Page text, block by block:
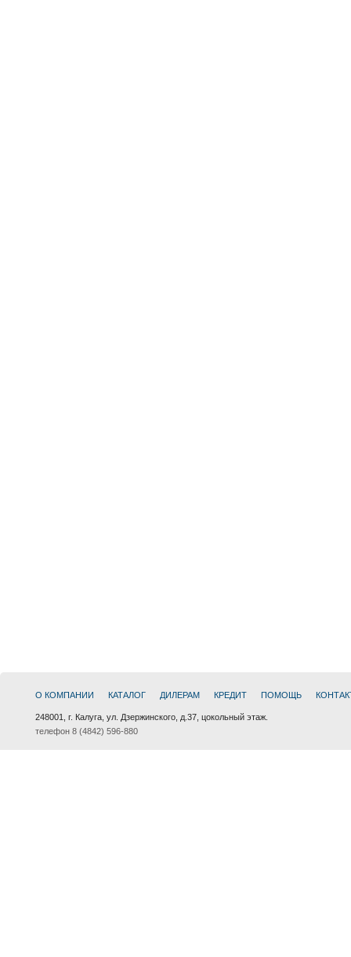
О КОМПАНИИ КАТАЛОГ ДИЛЕРАМ КРЕДИТ ПОМОЩЬ
248001, г. Калуга, ул. Дзержинского, д.37, цокольный этаж.
телефон 8 (4842) 596-880